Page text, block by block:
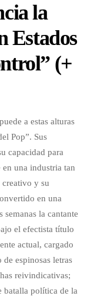
la
Estados
(+
a estas alturas
Pop”. Sus
capacidad para
una industria tan
y su
en una
semanas la cantante
el efectista título
actual, cargado
espinosas letras
reivindicativas;
batalla política de la